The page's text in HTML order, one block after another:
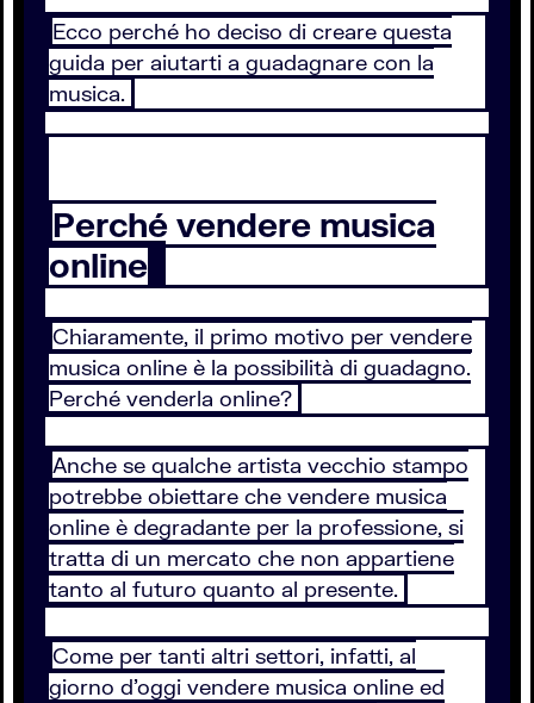
Ecco perché ho deciso di creare questa
guida per aiutarti a guadagnare con la
musica.
Perché vendere musica
online
Chiaramente, il primo motivo per vendere
musica online è la possibilità di guadagno.
Perché venderla online?
Anche se qualche artista vecchio stampo
potrebbe obiettare che vendere musica
online è degradante per la professione, si
tratta di un mercato che non appartiene
tanto al futuro quanto al presente.
Come per tanti altri settori, infatti, al
giorno d’oggi vendere musica online ed